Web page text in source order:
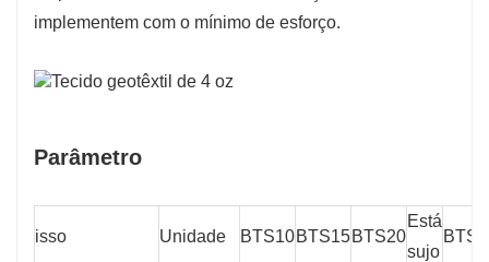
implementem com o mínimo de esforço.
Parâmetro
isso Unidade BTS10BTS15BTS20
Está
sujo